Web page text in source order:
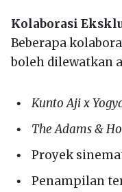
Kolaborasi
Beberapa
boleh dilewatkan
Kunto Aji x
The Adams &
Proyek
Penampilan